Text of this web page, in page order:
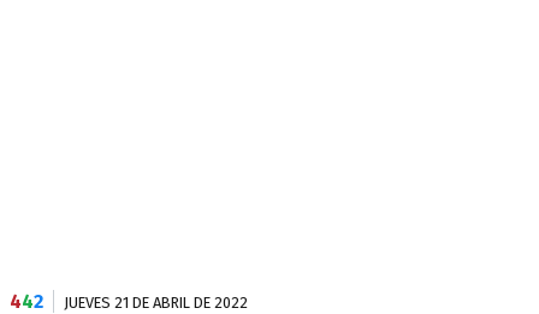
442 JUEVES 21 DE ABRIL DE 2022